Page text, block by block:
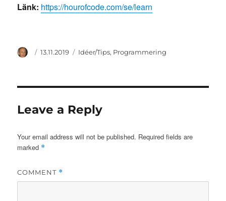
Länk: https://hourofcode.com/se/learn
Author
Posted
13.11.2019 Categories
Idéer/Tips, Programmering
Leave a Reply
Your email address will not be published. Required fields are
marked *
COMMENT *